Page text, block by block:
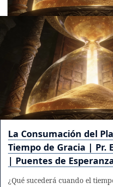
La Consumación del
Tiempo de Gracia | Pr.
| Puentes de
¿Qué sucederá cuando el